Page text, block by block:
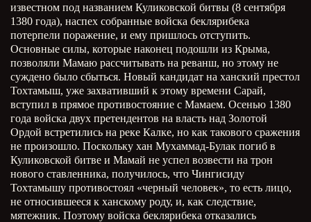
известном под названием Куликовской битвы (8 сентября
1380 года), наспех собранные войска беклярибека
потерпели поражение, и ему пришлось отступить.
Основные силы, которые наконец подошли из Крыма,
позволяли Мамаю рассчитывать на реванш, но этому не
суждено было сбыться. Новый кандидат на ханский престол
Тохтамыш, уже захвативший к этому времени Сарай,
вступил в прямое противостояние с Мамаем. Осенью 1380
года войска двух претендентов на власть над Золотой
Ордой встретились на реке Калке, но как такового сражения
не произошло. Поскольку хан Мухаммад-Булак погиб в
Куликовской битве и Мамай не успел возвести на трон
нового ставленника, получилось, что Чингисиду
Тохтамышу противостоял «черный человек», то есть лицо,
не относившееся к ханскому роду, и, как следствие,
мятежник. Поэтому войска беклярибека отказались